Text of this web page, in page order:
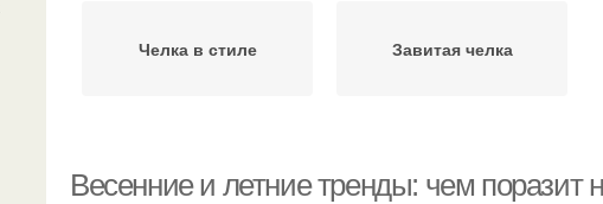
Челка в стиле Завитая челка
Весенние и летние тренды: чем